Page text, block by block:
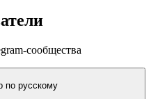
сообщества
по русскому